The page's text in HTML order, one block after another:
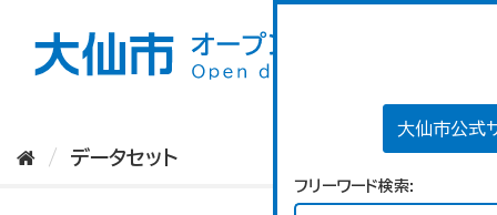
大仙市公式
フリーワード検索
データセット